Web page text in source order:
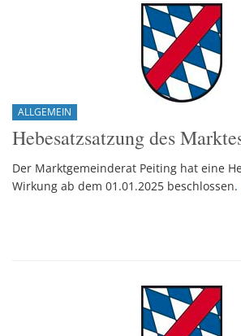
ALLGEMEIN
Hebesatzsatzung des
Der Marktgemeinderat Peiting hat eine
Wirkung ab dem 01.01.2025 beschlossen.